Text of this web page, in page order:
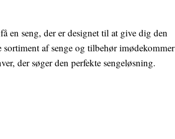
en seng, der er designet til at give dig den
af senge og tilbehør imødekommer
der søger den perfekte sengeløsning.